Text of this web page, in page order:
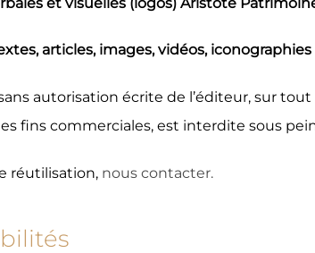
articles, images, vidéos,
autorisation écrite de l’éditeur, sur
fins commerciales, est interdite sous
réutilisation, nous contacter.